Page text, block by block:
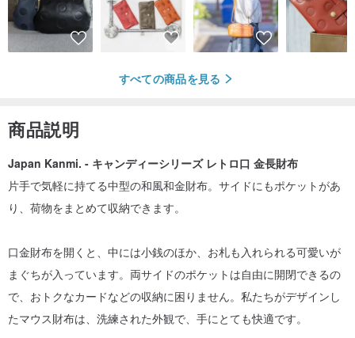
すべての商品を見る
商品説明
Japan Kanmi. - キャンディーシリーズ レトロ口 金長財布
片手で気軽に持てる中型の和風和金財布。サイドにもポケットがあ
り、荷物をまとめて収納できます。
口金財布を開くと、中には小銭のほか、お札も入れられる可愛いが
まぐちが入っています。両サイドのポケットは自由に開閉できるの
で、おトクなカードなどの収納に困りません。私たちがデザインし
たマウス財布は、洗練された外観で、手にとても快適です。